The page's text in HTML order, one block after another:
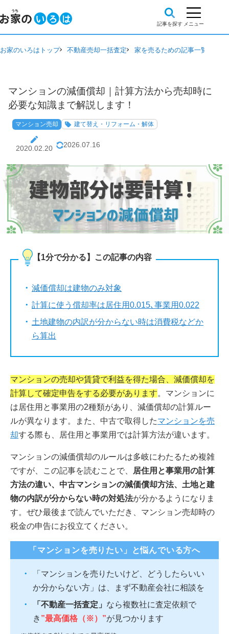
お家のいろはトップ 不動産売却一括査定 家を売るための記事一覧
マンションの減価償却｜計算方法から売却時に
必要な知識まで解説します！
マンション売却 建て替え・リフォーム・解体
2020.02.20 2026.07.16
【1分で分かる】この記事の内容
減価償却は建物のみ対象
計算に使う償却率は居住用0.015､事業用0.022
土地建物の内訳が分からない時は消費税などか
ら算出
マンションの売却や賃貸で利益を得た場合、減価償却を
計算して確定申告をする必要があります。マンションに
は居住用と事業用の2種類があり、減価償却の計算ルー
ルが異なります。また、中古で取得したマンションを売
却する際も、居住用と事業用では計算方法が違います。
マンションの減価償却のルールは多岐にわたるため複雑
ですが、この記事を読むことで、
居住用と事業用の計算
方法の違い、中古マンションの減価償却方法、土地と建
物の内訳が分からない時の対処法が分かるようになりま
す。ぜひ最後まで読んでいただき、マンション売却時の
税金の申告にお役立てください。
「マンションを売りたい」と悩んでいる方へ
「マンションを売りたいけど、どうしたらいい
か分からない方」は、まず不動産会社に相談を
「不動産一括査定」 なら複数社に査定依頼で
き ”最高価格（※）”が見つかります